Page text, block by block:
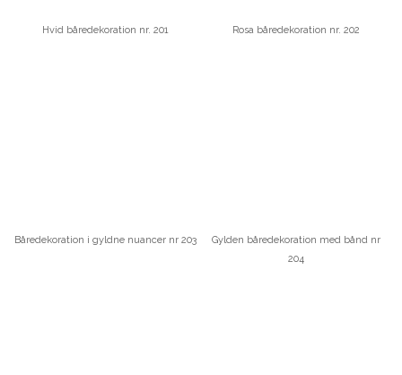
Hvid båredekoration nr. 201 Rosa båredekoration nr. 202
Båredekoration i gyldne nuancer nr 203
Gylden båredekoration med bånd nr
204